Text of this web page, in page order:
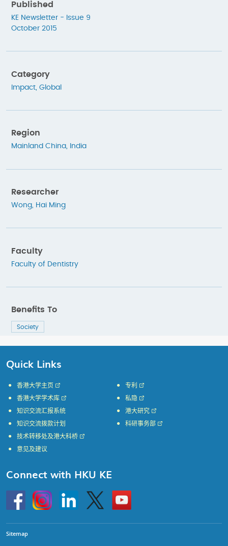
Published
KE Newsletter - Issue 9
October 2015
Category
Impact Global
Region
Mainland China, India
Researcher
Wong, Hai Ming
Faculty
Faculty of Dentistry
Benefits To
Society
Quick Links
香港大学主页
香港大学学术库
知识交流汇报系统
知识交流拨款计划
专利
私隐
港大研究
科研事务部
技术转移处及港大科桥
意见及建议
Connect with HKU KE
HKU
InstagramLinkedin Twitter
Go
to
HKU
Sitemap